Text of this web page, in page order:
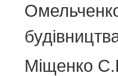
Міщенко